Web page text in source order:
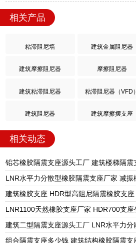
相关产品
粘滞阻尼墙 建筑金属阻尼器
建筑摩擦阻尼器 摩擦阻尼器
建筑粘滞阻尼器 粘滞阻尼器（VFD）
建筑阻尼器 建筑摩擦摆支座
相关动态